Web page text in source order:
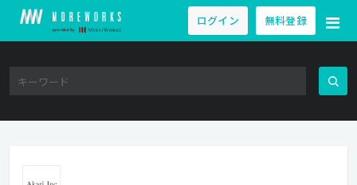
ログイン 無料登録